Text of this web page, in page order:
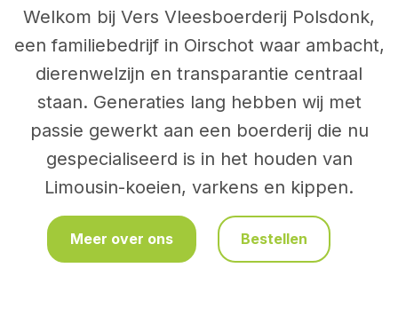
Welkom bij Vers Vleesboerderij Polsdonk,
een familiebedrijf in Oirschot waar ambacht,
dierenwelzijn en transparantie centraal
staan. Generaties lang hebben wij met
passie gewerkt aan een boerderij die nu
gespecialiseerd is in het houden van
Limousin-koeien, varkens en kippen.
Meer over ons Bestellen